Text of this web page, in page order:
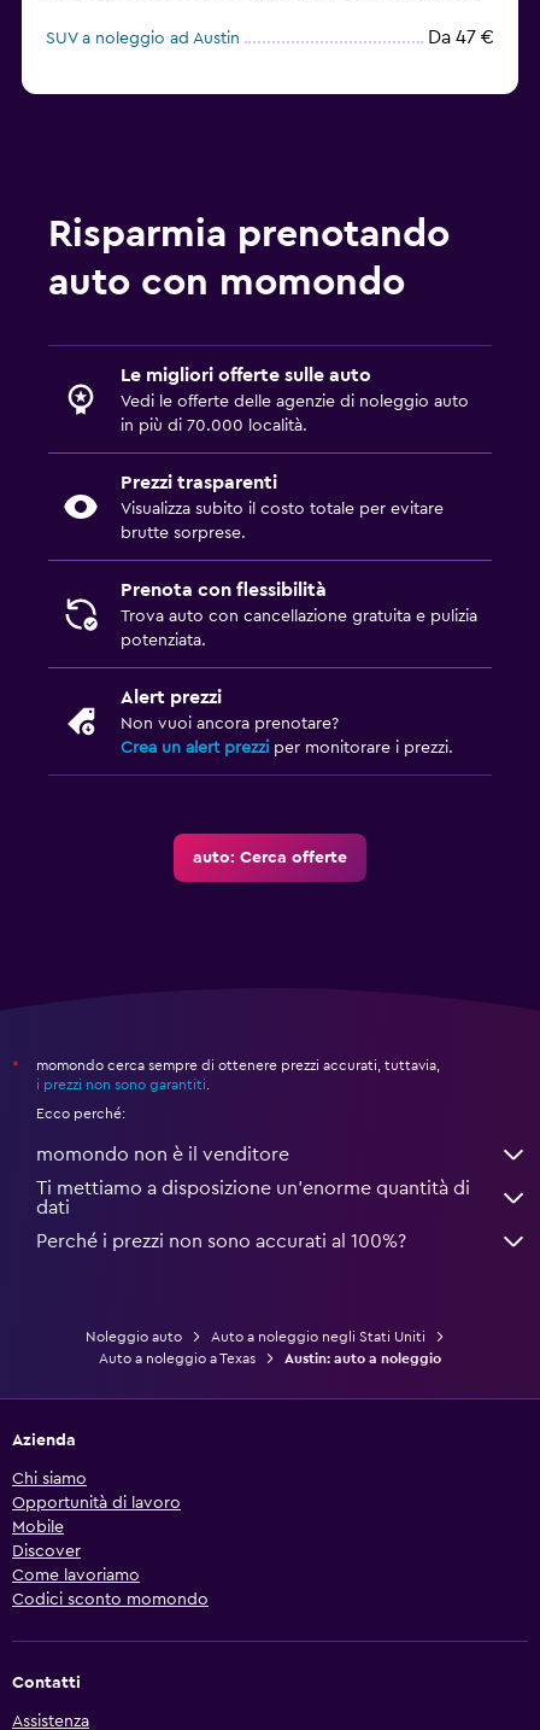
SUV a noleggio ad Austin Da 47 €
Risparmia prenotando
auto con momondo
Le migliori offerte sulle auto
Vedi le offerte delle agenzie di noleggio auto
in più di 70.000 località.
Prezzi trasparenti
Visualizza subito il costo totale per evitare
brutte sorprese.
Prenota con flessibilità
Trova auto con cancellazione gratuita e pulizia
potenziata.
Alert prezzi
Non vuoi ancora prenotare?
Crea un alert prezzi per monitorare i prezzi.
auto: Cerca offerte
*
momondo cerca sempre di ottenere prezzi accurati, tuttavia,
i prezzi non sono garantiti
Ecco perché:
momondo non è il venditore
Ti mettiamo a disposizione un’enorme quantità di
dati
Perché i prezzi non sono accurati al 100%?
Noleggio auto
Auto a noleggio negli Stati Uniti
Auto a noleggio a Texas
Austin: auto a noleggio
Azienda
Chi siamo
Opportunità di lavoro
Mobile
Discover
Come lavoriamo
Codici sconto momondo
Contatti
Assistenza